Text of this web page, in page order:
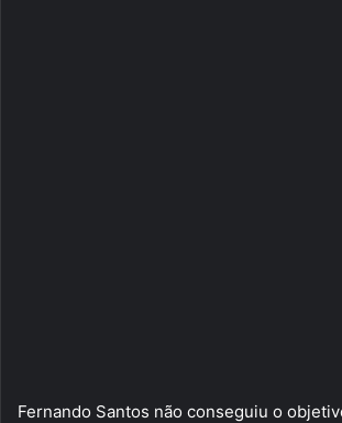
Fernando Santos não conseguiu o